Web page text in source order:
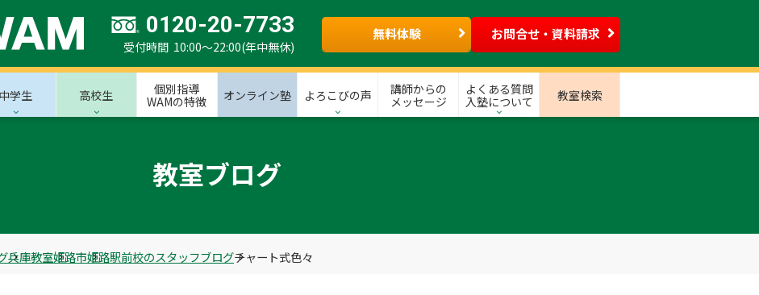
0120-20-7733
受付時間 10:00～22:00(年中無休)
無料体験 お問合せ・資料請求
中学生 高校生
個別指導
WAMの特徴
オンライン塾 よろこびの声
講師からの
メッセージ
よくある質問
入塾について
教室検索
教室ブログ
兵庫教室姫路市姫路駅前校のスタッフブログチャート式色々